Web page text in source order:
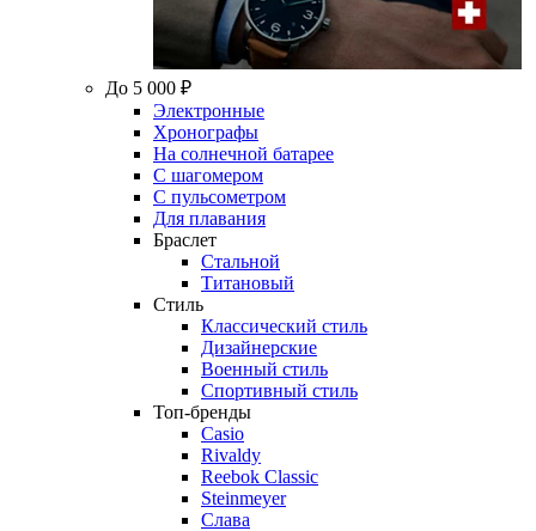
До 5 000 ₽
Электронные
Хронографы
На солнечной батарее
С шагомером
С пульсометром
Для плавания
Браслет
Стальной
Титановый
Стиль
Классический стиль
Дизайнерские
Военный стиль
Спортивный стиль
Топ-бренды
Casio
Rivaldy
Reebok Classic
Steinmeyer
Слава